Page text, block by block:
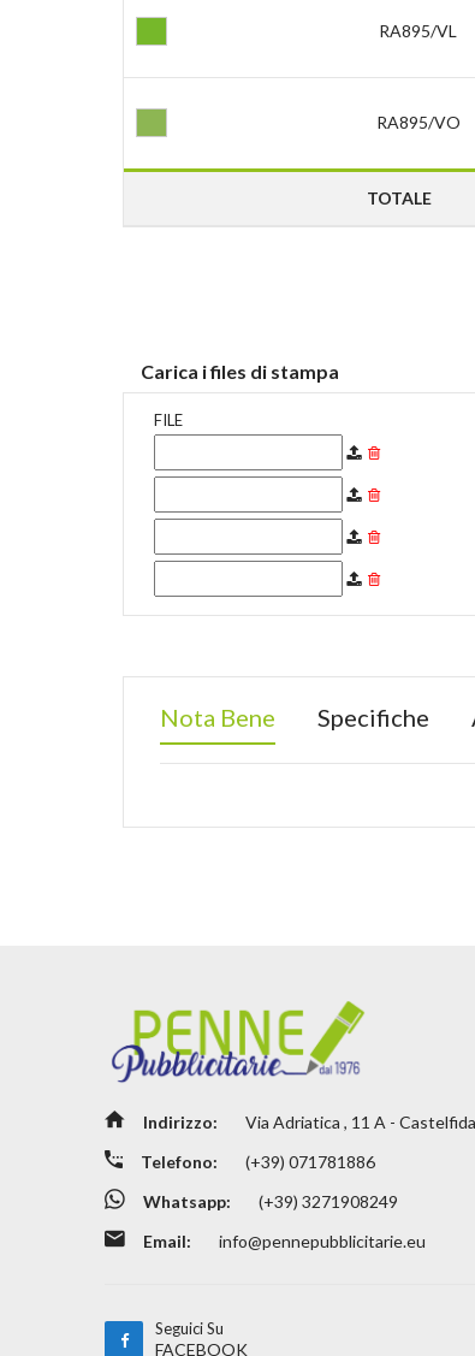
RA895/VL
RA895/VO
TOTALE
Carica i files di stampa
FILE
Nota Bene Specifiche
Indirizzo:
Via Adriatica , 11 A -
Telefono:
(+39) 071781886
Whatsapp:
(+39) 3271908249
Email:
info@pennepubblicitarie.eu
Seguici Su
FACEBOOK